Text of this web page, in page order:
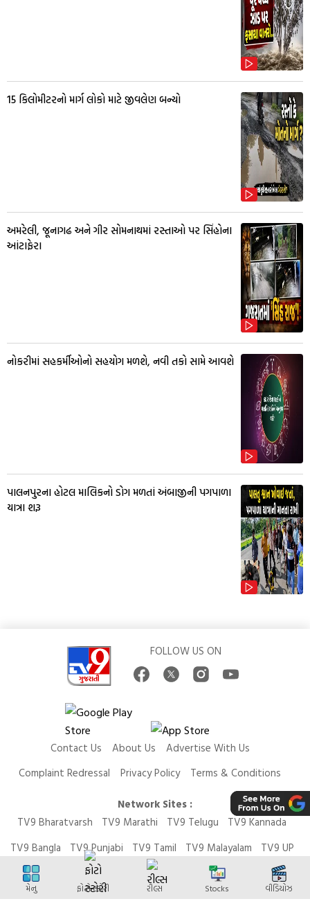
15 કિલોમીટરનો માર્ગ લોકો માટે જીવલેણ બન્યો
અમરેલી, જૂનાગઢ અને ગીર સોમનાથમાં રસ્તાઓ પર સિંહોના
આંટાફેરા
નોકરીમાં સહકર્મીઓનો સહયોગ મળશે, નવી તકો સામે આવશે
પાલનપુરના હોટલ માલિકનો ડોગ મળતાં અંબાજીની પગપાળા
યાત્રા શરૂ
FOLLOW US ON
Contact Us About Us
Advertise With Us
Complaint Redressal
Privacy Policy
Terms & Conditions
Network Sites :
TV9 Bharatvarsh
TV9 Marathi TV9 Telugu
TV9 Kannada
TV9 Bangla
TV9 Punjabi TV9 Tamil TV9 Malayalam
TV9 UP
News9 LIVE
Money9 LIVE
મેનુ ફોટો સ્ટોરી રીલ્સ Stocks વીડિયોઝ